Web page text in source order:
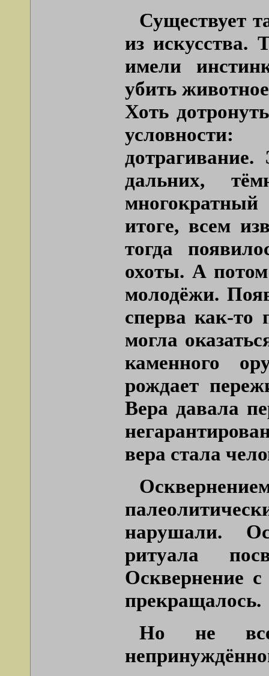
Существует
из искусства.
имели
убить
Хоть
дальних,
итоге, всем
тогда
охоты. А
молодёжи.
сперва как-то
могла
каменного
рождает
Вера давала
вера стала
нарушали.
ритуала
Осквернение
прекращалось.
Но не